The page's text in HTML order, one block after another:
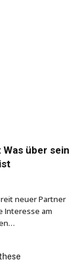
über sein
neuer Partner
Interesse am